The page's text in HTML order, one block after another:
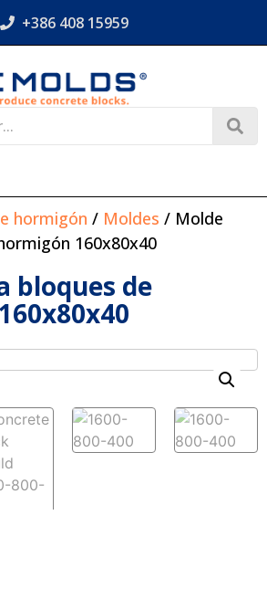
+386 408 15959
hormigón / Moldes / Molde
160x80x40
bloques de